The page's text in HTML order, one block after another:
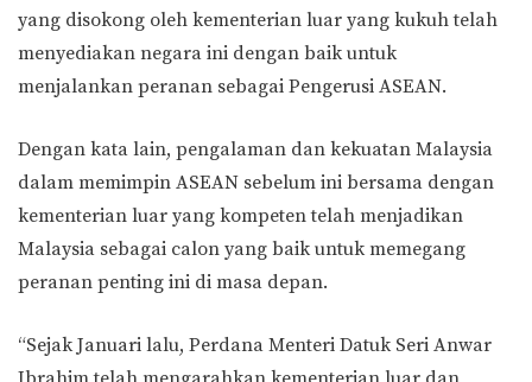
yang disokong oleh kementerian luar yang kukuh telah
menyediakan negara ini dengan baik untuk
menjalankan peranan sebagai Pengerusi ASEAN.
Dengan kata lain, pengalaman dan kekuatan Malaysia
dalam memimpin ASEAN sebelum ini bersama dengan
kementerian luar yang kompeten telah menjadikan
Malaysia sebagai calon yang baik untuk memegang
peranan penting ini di masa depan.
“Sejak Januari lalu, Perdana Menteri Datuk Seri Anwar